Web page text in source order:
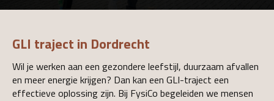
GLI traject in Dordrecht
Wil je werken aan een gezondere leefstijl, duurzaam afvallen
en meer energie krijgen? Dan kan een GLI-traject een
effectieve oplossing zijn. Bij FysiCo begeleiden we mensen